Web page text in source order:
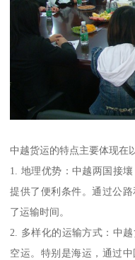
中越货运的特点主要体现在
1. 地理优势：中越两国接
提供了便利条件。通过公
了运输时间。
2. 多样化的运输方式：中
空运。特别是海运，通过